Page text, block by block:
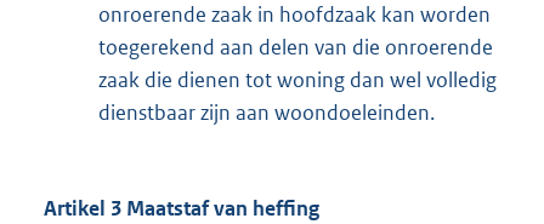
onroerende zaak in hoofdzaak kan worden
toegerekend aan delen van die onroerende
zaak die dienen tot woning dan wel volledig
dienstbaar zijn aan woondoeleinden.
Artikel 3 Maatstaf van heffing